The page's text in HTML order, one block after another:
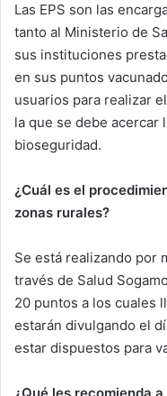
Las EPS son las
tanto al Ministerio de
sus instituciones
en sus puntos
usuarios para realizar
la que se debe acercar
bioseguridad.
¿Cuál es el
zonas rurales?
Se está realizando por
través de Salud
20 puntos a los cuales
estarán divulgando el
estar dispuestos para